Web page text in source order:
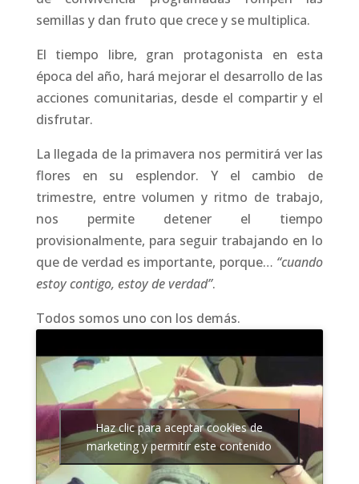
semillas y dan fruto que crece y se multiplica.
El tiempo libre, gran protagonista en esta
época del año, hará mejorar el desarrollo de las
acciones comunitarias, desde el compartir y el
disfrutar.
La llegada de la primavera nos permitirá ver las
flores en su esplendor. Y el cambio de
trimestre, entre volumen y ritmo de trabajo,
nos permite detener el tiempo
provisionalmente, para seguir trabajando en lo
que de verdad es importante, porque… “cuando
estoy contigo, estoy de verdad”.
Todos somos uno con los demás.
Haz clic para aceptar cookies de
marketing y permitir este contenido